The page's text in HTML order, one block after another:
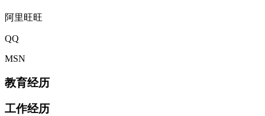
阿里旺旺
QQ
MSN
教育经历
工作经历